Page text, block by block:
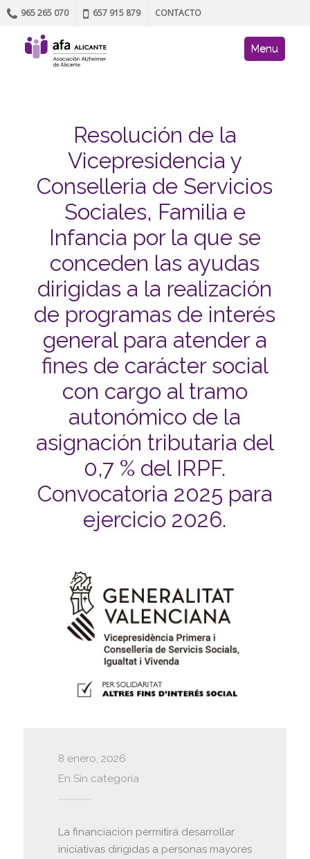
965 265 070 657 915 879 CONTACTO
AFA site
Skip to content
Menu
Resolución de la
Vicepresidencia y
Conselleria de Servicios
Sociales, Familia e
Infancia por la que se
conceden las ayudas
dirigidas a la realización
de programas de interés
general para atender a
fines de carácter social
con cargo al tramo
autonómico de la
asignación tributaria del
0,7 % del IRPF.
Convocatoria 2025 para
ejercicio 2026.
8 enero, 2026
En Sin categoría
La financiación permitirá desarrollar
iniciativas dirigidas a personas mayores